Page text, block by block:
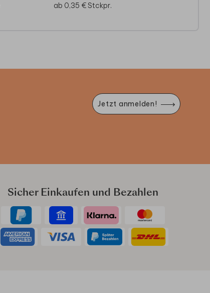
ab 0,35 €Stckpr.
Jetzt anmelden!
Sicher Einkaufen und Bezahlen